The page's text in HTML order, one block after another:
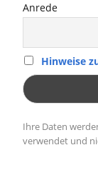
Anrede
Hinweise
Ihre Daten
verwendet und